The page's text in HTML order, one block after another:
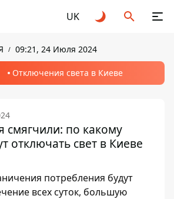
UK
09:21, 24 Июля 2024
Отключения света в Киеве
смягчили: по какому
отключать свет в Киеве
потребления будут
всех суток, большую